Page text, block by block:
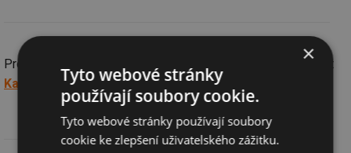
Pro porovnání nabídek více dodavatelů doporučujeme použít
Kalkulátor cen energií TZB-info
×
Tyto webové stránky
používají soubory cookie.
Tyto webové stránky používají soubory
cookie ke zlepšení uživatelského zážitku.